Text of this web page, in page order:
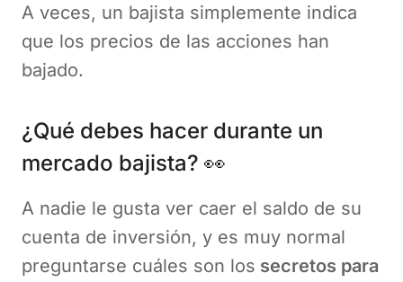
A veces, un bajista simplemente indica
que los precios de las acciones han
bajado.
¿Qué debes hacer durante un
mercado bajista? 👀
A nadie le gusta ver caer el saldo de su
cuenta de inversión, y es muy normal
preguntarse cuáles son los secretos para